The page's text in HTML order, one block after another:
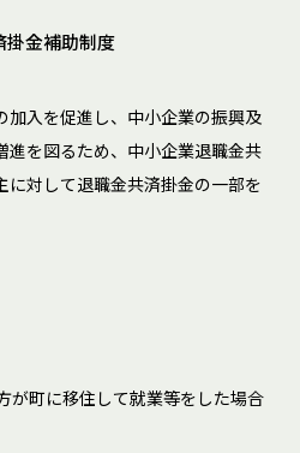
掛金補助制度
加入を促進し、中小企業の振興及
進を図るため、中小企業退職金共
対して退職金共済掛金の一部を
が町に移住して就業等をした場合